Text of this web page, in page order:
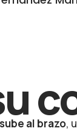
al brazo,